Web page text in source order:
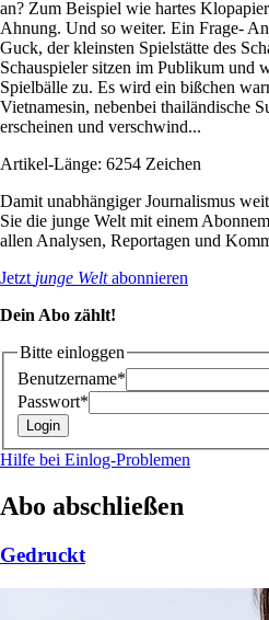
an? Zum Beispiel wie hartes
Ahnung. Und so weiter. Ein Frage-
Guck, der kleinsten Spielstätte des
Schauspieler sitzen im Publikum und
Spielbälle zu. Es wird ein bißchen
Vietnamesin, nebenbei thailändische
erscheinen und verschwind...
Artikel-Länge: 6254 Zeichen
Damit unabhängiger Journalismus
Sie die junge Welt mit einem
allen Analysen, Reportagen und
Jetzt junge Weltabonnieren
Dein Abo zählt!
Bitte einloggen
Benutzername*
Passwort*
Hilfe bei Einlog-Problemen
Abo abschließen
Gedruckt